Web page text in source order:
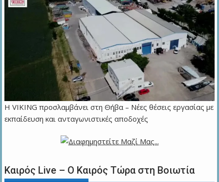
Η VIKING προσλαμβάνει στη Θήβα – Νέες θέσεις εργασίας με
εκπαίδευση και ανταγωνιστικές αποδοχές
Καιρός Live – Ο Καιρός Τώρα στη Βοιωτία